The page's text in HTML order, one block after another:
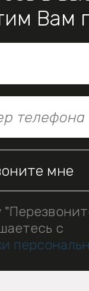
Вам
с